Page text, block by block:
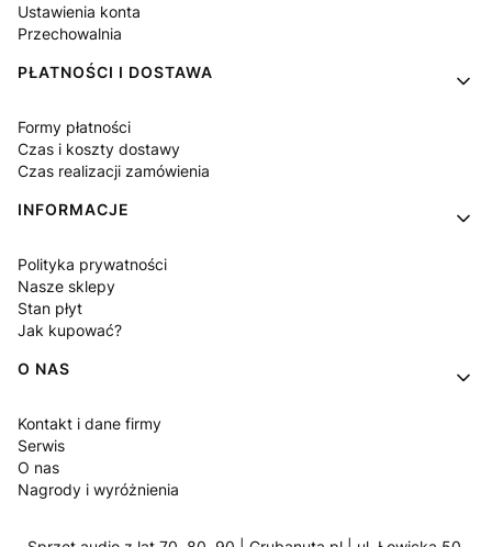
Ustawienia konta
Przechowalnia
PŁATNOŚCI I DOSTAWA
Formy płatności
Czas i koszty dostawy
Czas realizacji zamówienia
INFORMACJE
Polityka prywatności
Nasze sklepy
Stan płyt
Jak kupować?
O NAS
Kontakt i dane firmy
Serwis
O nas
Nagrody i wyróżnienia